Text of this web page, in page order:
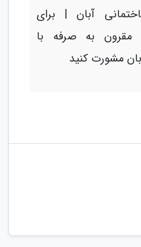
آبان | برای
به صرفه با
مشورت کنید